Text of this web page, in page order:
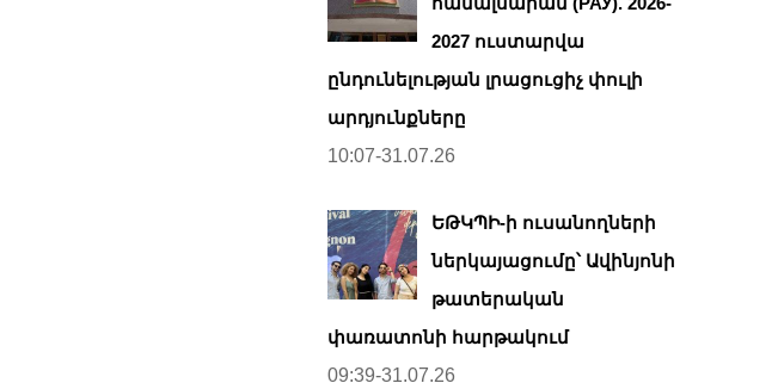
2027 ուստարվա
ընդունելության լրացուցիչ փուլի
արդյունքները
10:07-31.07.26
ԵԹԿՊԻ-ի ուսանողների
ներկայացումը՝ Ավինյոնի
թատերական
փառատոնի հարթակում
09:39-31.07.26